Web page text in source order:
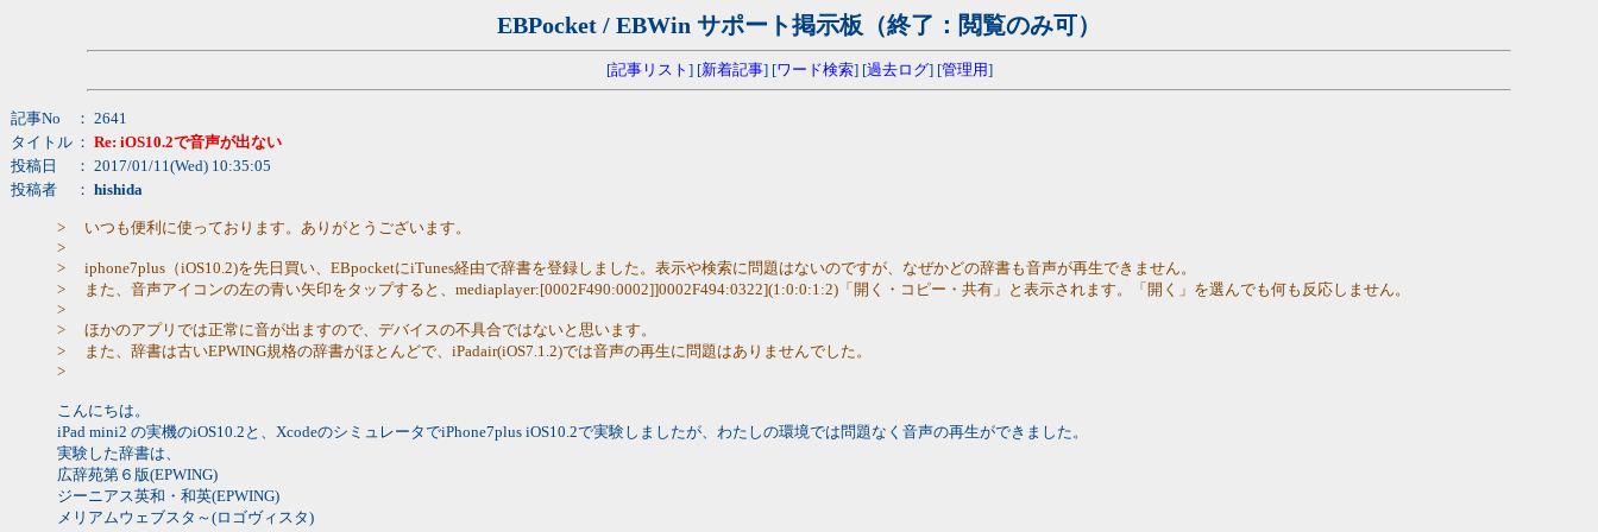
EBPocket / EBWin サポート掲示板（終了：閲覧のみ可）
[記事リスト ] [新着記事] [ワード検索] [過去ログ] [管理用]
記事No
： 2641
タイトル ： Re: iOS10.2で音声が出ない
投稿日
： 2017/01/11(Wed) 10:35:05
投稿者
： hishida
> いつも便利に使っております。ありがとうございます。
>
> iphone7plus（iOS10.2)を先日買い、EBpocketにiTunes経由で辞書を登録しました。表示や検索に問題はないのですが、なぜかどの辞書も音声が再生できません。
> また、音声アイコンの左の青い矢印をタップすると、mediaplayer:[0002F490:0002]]0002F494:0322](1:0:0:1:2)「開く・コピー・共有」と表示されます。「開く」を選んでも何も反応しません。
>
> ほかのアプリでは正常に音が出ますので、デバイスの不具合ではないと思います。
> また、辞書は古いEPWING規格の辞書がほとんどで、iPadair(iOS7.1.2)では音声の再生に問題はありませんでした。
>
こんにちは。
iPad mini2 の実機のiOS10.2と、XcodeのシミュレータでiPhone7plus iOS10.2で実験しましたが、わたしの環境では問題なく音声の再生ができました。
実験した辞書は、
広辞苑第６版(EPWING)
ジーニアス英和・和英(EPWING)
メリアムウェブスタ～(ロゴヴィスタ)